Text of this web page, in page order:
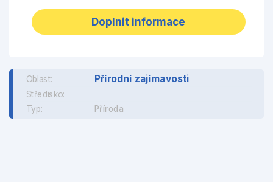
Doplnit informace
Oblast: Přírodní zajímavosti
Středisko:
Typ:
Příroda